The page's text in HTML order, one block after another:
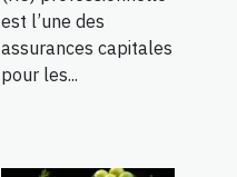
est l’une des
assurances capitales
pour les...